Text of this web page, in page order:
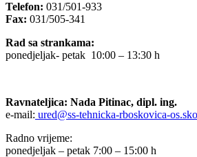
Telefon: 031/501-933
Fax: 031/505-341
Rad sa strankama:
ponedjeljak- petak 10:00 – 13:30 h
Ravnateljica: Nada Pitinac, dipl. ing.
e-mail: ured@ss-tehnicka-rboskovica-
Radno vrijeme:
ponedjeljak – petak 7:00 – 15:00 h